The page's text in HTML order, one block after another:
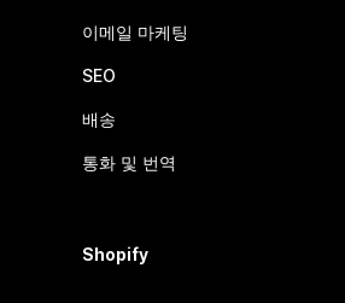
이메일 마케팅
SEO
배송
통화 및 번역
Shopify